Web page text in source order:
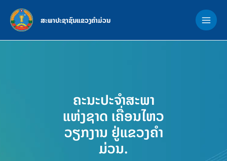
content
ສະພາປະຊາຊົນແຂວງຄຳມ່ວນ
ຄະນະປະຈຳສະພາ
ແຫ່ງຊາດ ເຄື່ອນໄຫວ
ວຽກງານ ຢູ່ແຂວງຄໍາ
ມ່ວນ.